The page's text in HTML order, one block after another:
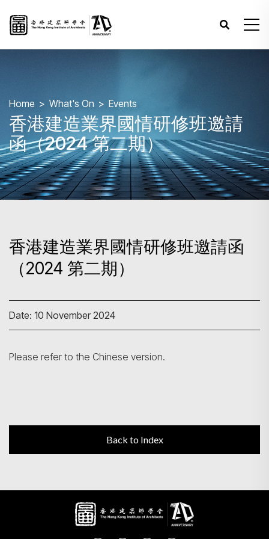
Home What's On Events
香港建造業界國情研修班邀請
函（2024 第二期）
香港建造業界國情研修班邀請函
（2024 第二期）
Date: 10 November 2024
Please refer to the Chinese version.
Back to Index